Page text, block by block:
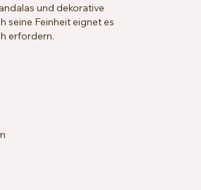
und dekorative
seine Feinheit eignet es
erfordern.